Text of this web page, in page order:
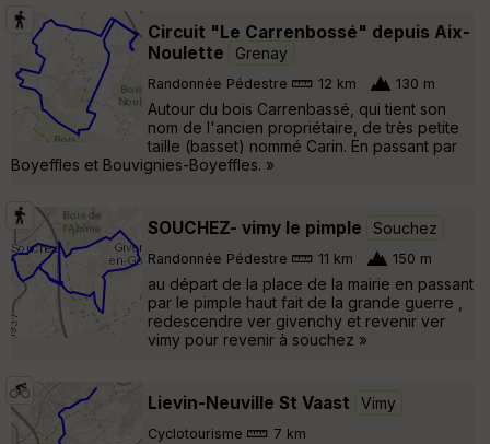
Circuit "Le Carrenbossé" depuis Aix-
Noulette
Grenay
Randonnée Pédestre 12 km 130 m
Autour du bois Carrenbassé, qui tient son
nom de l'ancien propriétaire, de très petite
taille (basset) nommé Carin. En passant par
Boyeffles et Bouvignies-Boyeffles. »
SOUCHEZ- vimy le pimple Souchez
Randonnée Pédestre 11 km 150 m
au départ de la place de la mairie en passant
par le pimple haut fait de la grande guerre ,
redescendre ver givenchy et revenir ver
vimy pour revenir à souchez »
Lievin-Neuville St Vaast Vimy
Cyclotourisme 7 km